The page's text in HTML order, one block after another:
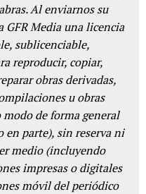
Al enviarnos su
GFR Media una licencia
sublicenciable,
reproducir, copiar,
obras derivadas,
u obras
de forma general
parte), sin reserva ni
medio (incluyendo
impresas o digitales
móvil del periódico